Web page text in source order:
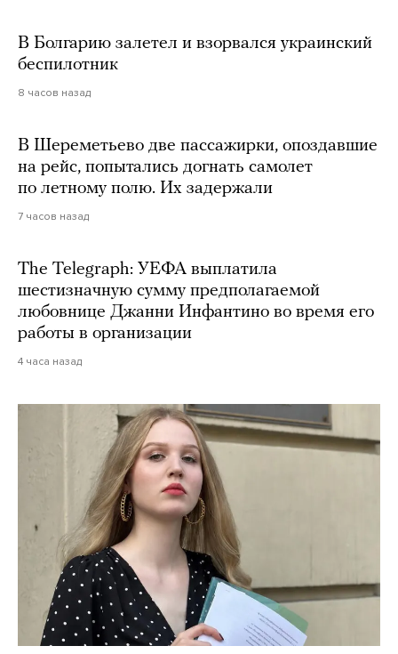
В Болгарию залетел и взорвался украинский
беспилотник
8 часов назад
В Шереметьево две пассажирки, опоздавшие
на рейс, попытались догнать самолет
по летному полю. Их задержали
7 часов назад
The Telegraph: УЕФА выплатила
шестизначную сумму предполагаемой
любовнице Джанни Инфантино во время его
работы в организации
4 часа назад